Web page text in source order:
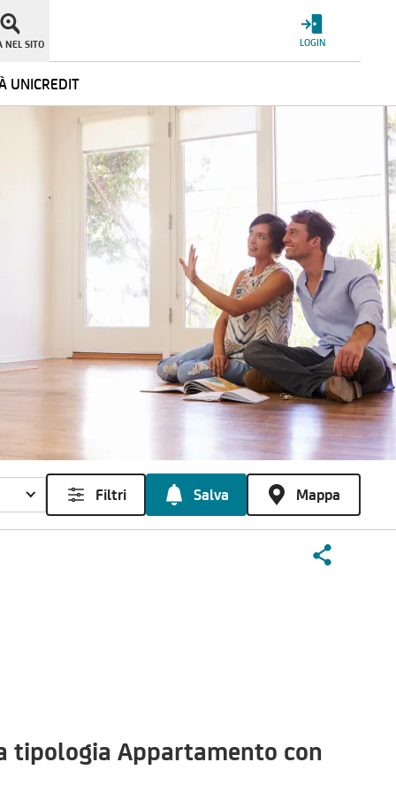
UNICREDIT
NEL SITO LOGIN
Filtri Salva Mappa
tipologia Appartamento con